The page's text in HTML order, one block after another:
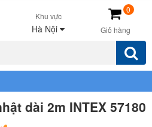
Khu vực
Hà Nội Giỏ hàng
0
dài 2m INTEX 57180